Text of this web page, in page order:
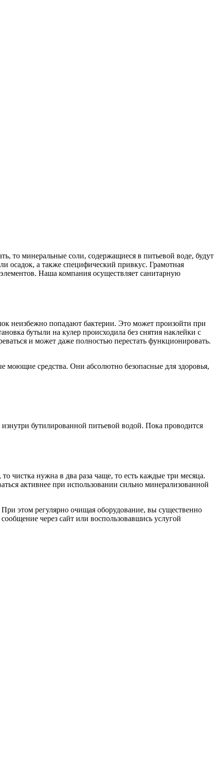
то минеральные соли, содержащиеся в питьевой воде, будут
осадок, а также специфический привкус. Грамотная
Наша компания осуществляет санитарную
неизбежно попадают бактерии. Это может произойти при
бутыли на кулер происходила без снятия наклейки с
и может даже полностью перестать функционировать.
моющие средства. Они абсолютно безопасные для здоровья,
бутилированной питьевой водой. Пока проводится
чистка нужна в два раза чаще, то есть каждые три месяца.
активнее при использовании сильно минерализованной
этом регулярно очищая оборудование, вы существенно
через сайт или воспользовавшись услугой